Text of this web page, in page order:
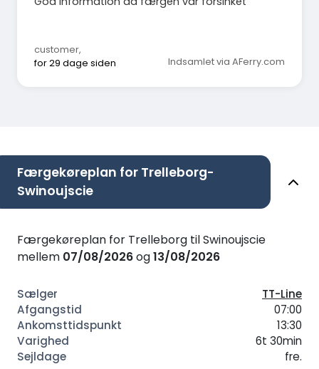
customer,
for 29 dage siden
Indsamlet via AFerry.com
Færgekøreplan for Trelleborg-
Swinoujscie
Færgekøreplan for Trelleborg til Swinoujscie
mellem 07/08/2026og13/08/2026
TT-Line
07:00
13:30
6t 30min
fre.